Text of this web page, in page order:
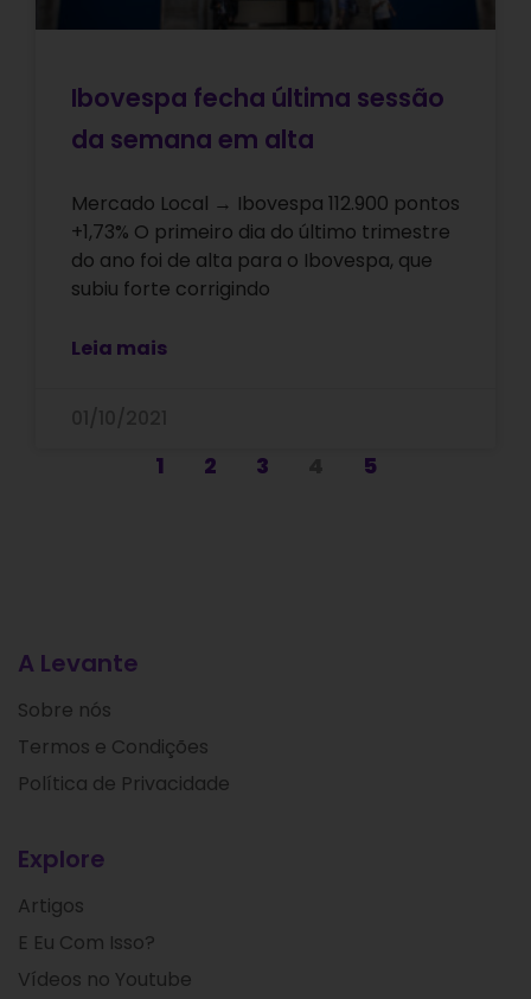
Ibovespa fecha última sessão
da semana em alta
Mercado Local → Ibovespa 112.900 pontos
+1,73% O primeiro dia do último trimestre
do ano foi de alta para o Ibovespa, que
subiu forte corrigindo
Leia mais
1 2 3 5
A Levante
Sobre nós
Termos e Condições
Política de Privacidade
Explore
Artigos
E Eu Com Isso?
Vídeos no Youtube